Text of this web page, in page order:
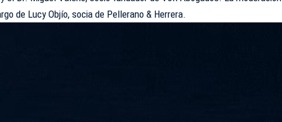
de Lucy Objío, socia de Pellerano & Herrera.